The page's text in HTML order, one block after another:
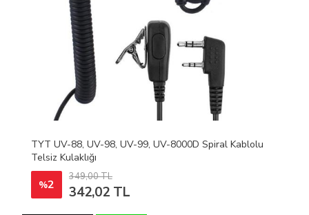
TYT UV-88, UV-98, UV-99, UV-8000D Spiral Kablolu
Telsiz Kulaklığı
%2
349,00 TL
342,02 TL